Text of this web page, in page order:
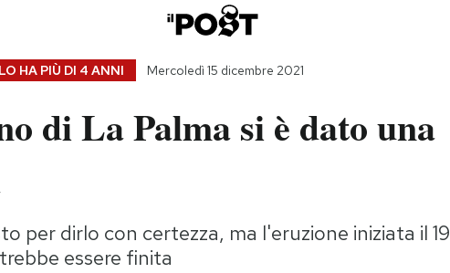
HA PIÙ DI 4 ANNI Mercoledì 15 dicembre 2021
di La Palma si è dato una
per dirlo con certezza, ma l'eruzione iniziata il 19
essere finita